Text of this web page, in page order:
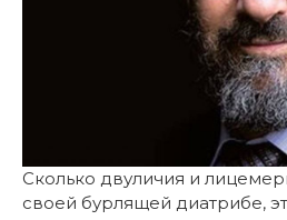
Сколько двуличия и
своей бурлящей диатрибе,